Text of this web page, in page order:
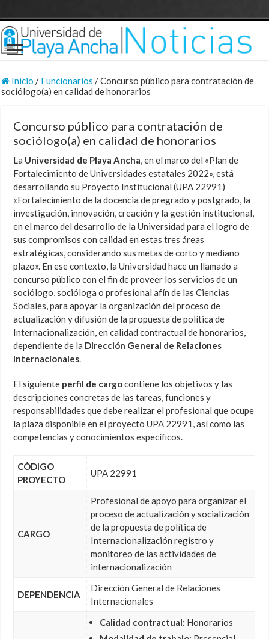
Inicio / Funcionarios /Concurso público para contratación de
sociólogo(a) en calidad de honorarios
Concurso público para contratación de
sociólogo(a) en calidad de honorarios
La Universidad de Playa Ancha, en el marco del «Plan de
Fortalecimiento de Universidades estatales 2022», está
desarrollando su Proyecto Institucional (UPA 22991)
«Fortalecimiento de la docencia de pregrado y postgrado, la
investigación, innovación, creación y la gestión institucional,
en el marco del desarrollo de la Universidad para el logro de
sus compromisos con calidad en estas tres áreas
estratégicas, considerando sus metas de corto y mediano
plazo». En ese contexto, la Universidad hace un llamado a
concurso público con el fin de proveer los servicios de un
sociólogo, socióloga o profesional afín de las Ciencias
Sociales, para apoyar la organización del proceso de
actualización y difusión de la propuesta de política de
Internacionalización, en calidad contractual de honorarios,
dependiente de la Dirección General de Relaciones
Internacionales.
El siguiente perfil de cargocontiene los objetivos y las
descripciones concretas de las tareas, funciones y
responsabilidades que debe realizar el profesional que ocupe
la plaza disponible en el proyecto UPA 22991, así como las
competencias y conocimientos específicos.
CÓDIGO
PROYECTO
UPA 22991
CARGO
Profesional de apoyo para organizar el
proceso de actualización y socialización
de la propuesta de política de
Internacionalización registro y
monitoreo de las actividades de
internacionalización
DEPENDENCIA
Dirección General de Relaciones
Internacionales
Calidad contractual: Honorarios